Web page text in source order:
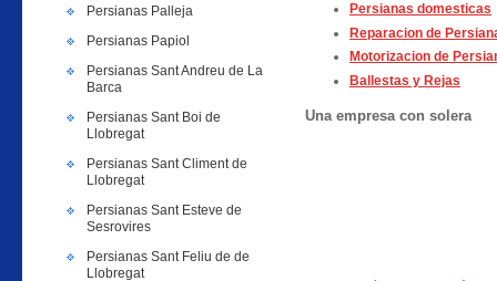
Persianas Palleja
Persianas Papiol
Persianas Sant Andreu de La
Barca
Persianas Sant Boi de
Llobregat
Persianas Sant Climent de
Llobregat
Persianas Sant Esteve de
Sesrovires
Persianas Sant Feliu de de
Llobregat
Persianas domesticas
Reparacion de
Motorizacion de
Ballestas y Rejas
Una empresa con solera